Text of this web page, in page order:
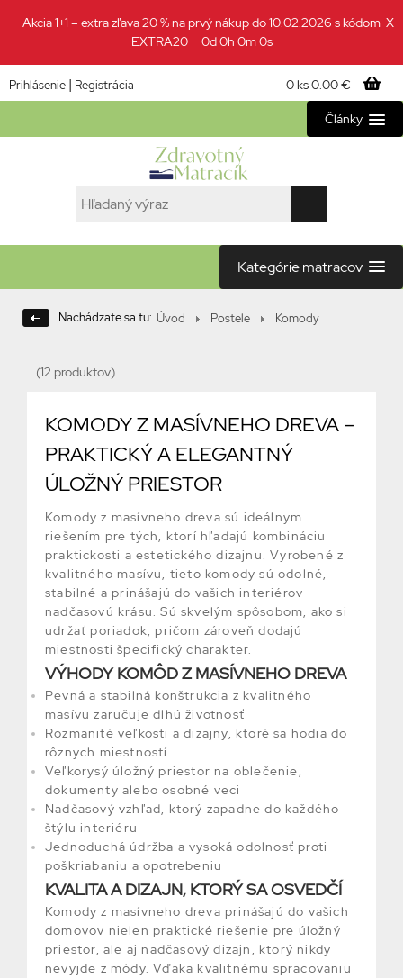
Akcia 1+1 – extra zľava 20 % na prvý nákup do 10.02.2026 s kódom
EXTRA20 0d 0h 0m 0s
X
Prihlásenie | Registrácia 0 ks0.00 €
Články
Kategórie matracov
Nachádzate sa tu: Úvod Postele Komody
(12 produktov)
KOMODY Z MASÍVNEHO DREVA –
PRAKTICKÝ A ELEGANTNÝ
ÚLOŽNÝ PRIESTOR
Komody z masívneho dreva sú ideálnym
riešením pre tých, ktorí hľadajú kombináciu
praktickosti a estetického dizajnu. Vyrobené z
kvalitného masívu, tieto komody sú odolné,
stabilné a prinášajú do vašich interiérov
nadčasovú krásu. Sú skvelým spôsobom, ako si
udržať poriadok, pričom zároveň dodajú
miestnosti špecifický charakter.
VÝHODY KOMÔD Z MASÍVNEHO DREVA
Pevná a stabilná konštrukcia z kvalitného
masívu zaručuje dlhú životnosť
Rozmanité veľkosti a dizajny, ktoré sa hodia do
rôznych miestností
Veľkorysý úložný priestor na oblečenie,
dokumenty alebo osobné veci
Nadčasový vzhľad, ktorý zapadne do každého
štýlu interiéru
Jednoduchá údržba a vysoká odolnosť proti
poškriabaniu a opotrebeniu
KVALITA A DIZAJN, KTORÝ SA OSVEDČÍ
Komody z masívneho dreva prinášajú do vašich
domovov nielen praktické riešenie pre úložný
priestor, ale aj nadčasový dizajn, ktorý nikdy
nevyjde z módy. Vďaka kvalitnému spracovaniu